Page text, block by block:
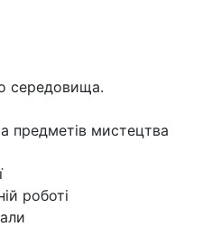
середовища.
предметів мистецтва
роботі